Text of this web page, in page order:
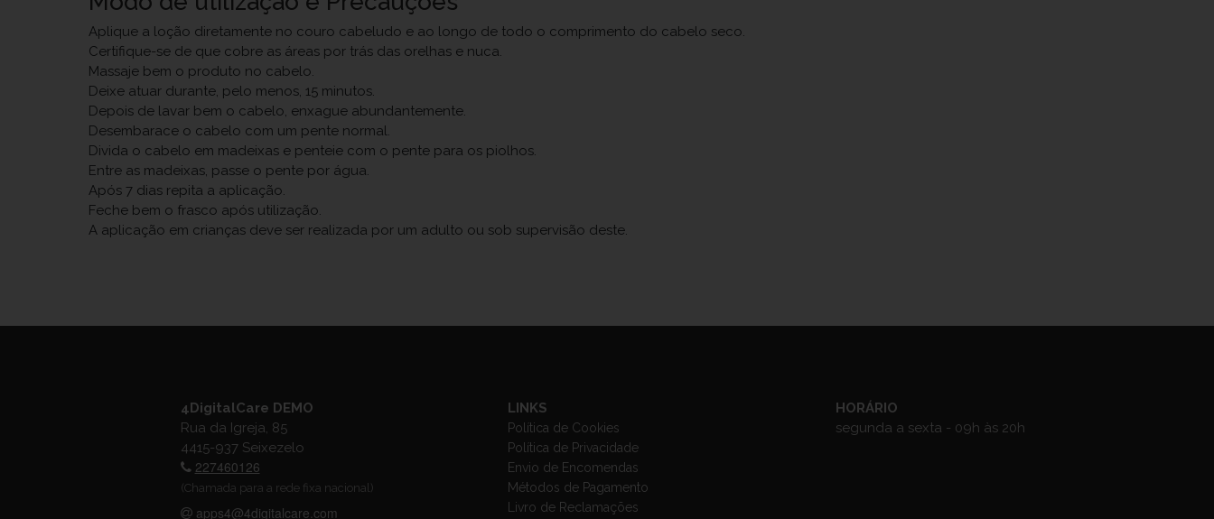
Aplique a loção diretamente no couro cabeludo e ao longo de todo o comprimento do cabelo seco.
Certifique-se de que cobre as áreas por trás das orelhas e nuca.
Massaje bem o produto no cabelo.
Deixe atuar durante, pelo menos, 15 minutos.
Depois de lavar bem o cabelo, enxague abundantemente.
Desembarace o cabelo com um pente normal.
Divida o cabelo em madeixas e penteie com o pente para os piolhos.
Entre as madeixas, passe o pente por água.
Após 7 dias repita a aplicação.
Feche bem o frasco após utilização.
A aplicação em crianças deve ser realizada por um adulto ou sob supervisão deste.
4DigitalCare DEMO
Rua da Igreja, 85
4415-937 Seixezelo
227460126
(Chamada para a rede fixa nacional)
apps4@4digitalcare.com
LINKS
Política de Cookies
Política de Privacidade
Envio de Encomendas
Métodos de Pagamento
Livro de Reclamações
HORÁRIO
segunda a sexta - 09h às 20h